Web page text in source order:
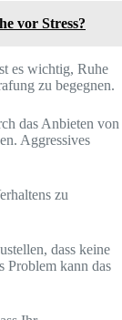
vor Stress?
es wichtig, Ruhe
zu begegnen.
das Anbieten von
Aggressives
zu
dass keine
Problem kann das